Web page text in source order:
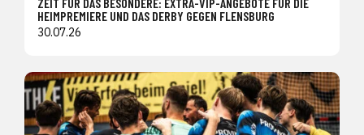
HEIMPREMIERE UND DAS DERBY GEGEN FLENSBURG
30.07.26